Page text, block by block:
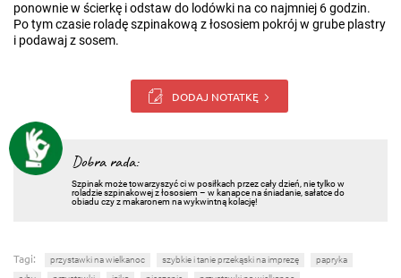
ponownie w ścierkę i odstaw do lodówki na co najmniej 6 godzin.
Po tym czasie roladę szpinakową z łososiem pokrój w grube plastry
i podawaj z sosem.
DODAJ NOTATKĘ
Dobra rada:
Szpinak może towarzyszyć ci w posiłkach przez cały dzień, nie tylko w
roladzie szpinakowej z łososiem – w kanapce na śniadanie, sałatce do
obiadu czy z makaronem na wykwintną kolację!
Tagi: przystawki na wielkanoc szybkie i tanie przekąski na imprezę
papryka